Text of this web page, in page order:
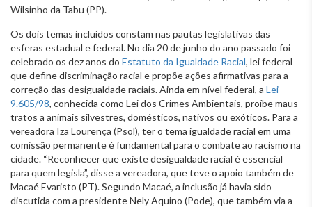
Wilsinho da Tabu (PP).
Os dois temas incluídos constam nas pautas legislativas das
esferas estadual e federal. No dia 20 de junho do ano passado foi
celebrado os dez anos do Estatuto da Igualdade Racial, lei federal
que define discriminação racial e propõe ações afirmativas para a
correção das desigualdade raciais. Ainda em nível federal, a Lei
9.605/98, conhecida como Lei dos Crimes Ambientais, proíbe maus
tratos a animais silvestres, domésticos, nativos ou exóticos. Para a
vereadora Iza Lourença (Psol), ter o tema igualdade racial em uma
comissão permanente é fundamental para o combate ao racismo na
cidade. “Reconhecer que existe desigualdade racial é essencial
para quem legisla”, disse a vereadora, que teve o apoio também de
Macaé Evaristo (PT). Segundo Macaé, a inclusão já havia sido
discutida com a presidente Nely Aquino (Pode), que também via a